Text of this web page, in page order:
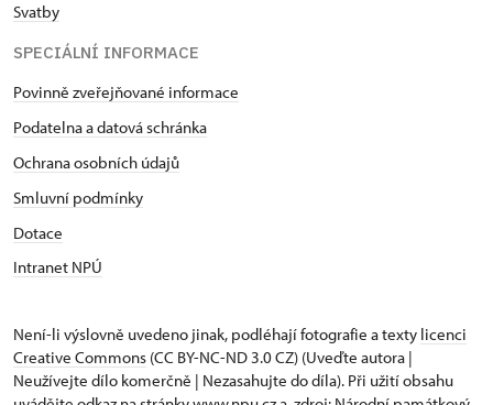
Svatby
SPECIÁLNÍ INFORMACE
Povinně zveřejňované informace
Podatelna a datová schránka
Ochrana osobních údajů
Smluvní podmínky
Dotace
Intranet NPÚ
Není-li výslovně uvedeno jinak, podléhají fotografie a texty licenci
Creative Commons (CC BY-NC-ND 3.0 CZ) (Uveďte autora |
Neužívejte dílo komerčně | Nezasahujte do díla). Při užití obsahu